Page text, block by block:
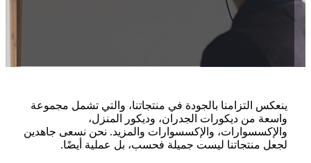
ينعكس التزامنا بالجودة في منتجاتنا، والتي تشمل مجموعة
واسعة من ديكورات الجدران، وديكور المنزل،
والإكسسوارات، والإكسسوارات والمزيد. نحن نسعى جاهدين
لجعل منتجاتنا ليست جميلة فحسب، بل عملية أيضًا.